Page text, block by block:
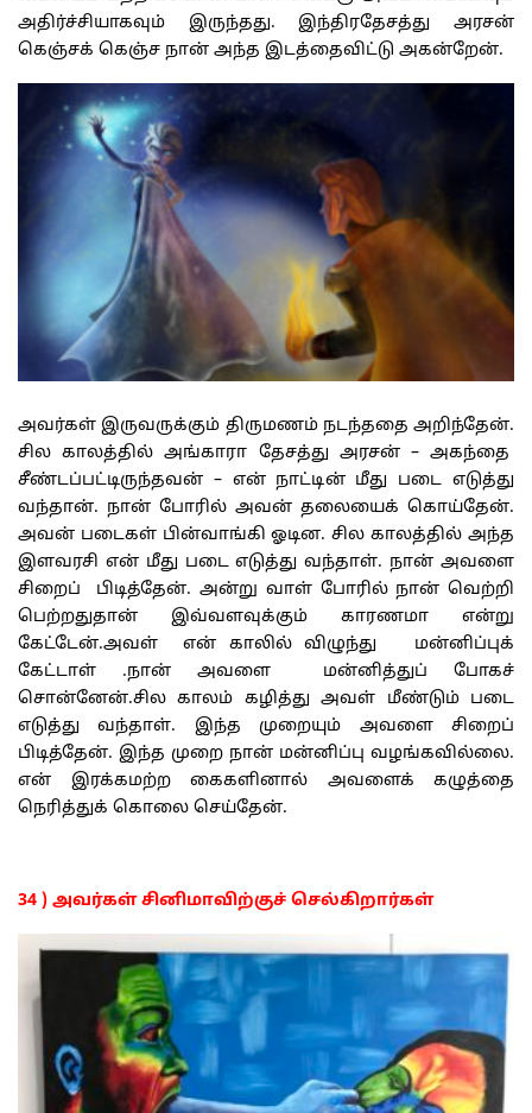
அதிர்ச்சியாகவும் இருந்தது. இந்திரதேசத்து அரசன்
கெஞ்சக் கெஞ்ச நான் அந்த இடத்தைவிட்டு அகன்றேன்.
அவர்கள் இருவருக்கும் திருமணம் நடந்ததை அறிந்தேன்.
சில காலத்தில் அங்காரா தேசத்து அரசன் – அகந்தை
சீண்டப்பட்டிருந்தவன் – என் நாட்டின் மீது படை எடுத்து
வந்தான். நான் போரில் அவன் தலையைக் கொய்தேன்.
அவன் படைகள் பின்வாங்கி ஓடின. சில காலத்தில் அந்த
இளவரசி என் மீது படை எடுத்து வந்தாள். நான் அவளை
சிறைப் பிடித்தேன். அன்று வாள் போரில் நான் வெற்றி
பெற்றதுதான் இவ்வளவுக்கும் காரணமா என்று
கேட்டேன்.அவள் என் காலில் விழுந்து மன்னிப்புக்
கேட்டாள் .நான் அவளை மன்னித்துப் போகச்
சொன்னேன்.சில காலம் கழித்து அவள் மீண்டும் படை
எடுத்து வந்தாள். இந்த முறையும் அவளை சிறைப்
பிடித்தேன். இந்த முறை நான் மன்னிப்பு வழங்கவில்லை.
என் இரக்கமற்ற கைகளினால் அவளைக் கழுத்தை
நெரித்துக் கொலை செய்தேன்.
34 ) அவர்கள் சினிமாவிற்குச் செல்கிறார்கள்